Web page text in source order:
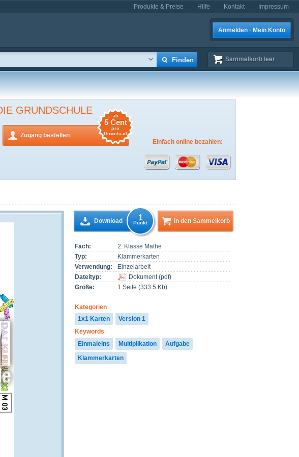
Produkte & Preise Hilfe Kontakt Impressum
Anmelden · Mein Konto
Sammelkorb leer
GRUNDSCHULE
Zugang bestellen
ab
5 Cent
pro
Download
Einfach online bezahlen:
Fach:
2. Klasse Mathe
Typ:
Klammerkarten
Verwendung:
Einzelarbeit
Dateityp:
Dokument(pdf)
Größe:
1 Seite (333.5 Kb)
Kategorien
1x1 Karten
Version 1
Keywords
Einmaleins
Multiplikation
Aufgabe
Klammerkarten
Download 1
Punkt in den Sammelkorb